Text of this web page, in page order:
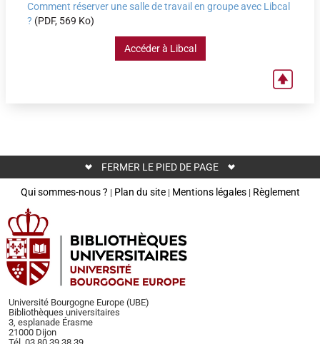
Comment réserver une salle de travail en groupe avec Libcal
? (PDF, 569 Ko)
Accéder à Libcal
FERMER LE PIED DE PAGE
Qui sommes-nous ? | Plan du site| Mentions légales| Règlement
Université Bourgogne Europe (UBE)
Bibliothèques universitaires
3, esplanade Érasme
21000 Dijon